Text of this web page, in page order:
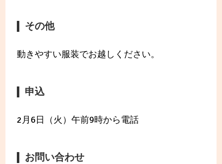
その他
動きやすい服装でお越しください。
申込
2月6日（火）午前9時から電話
お問い合わせ